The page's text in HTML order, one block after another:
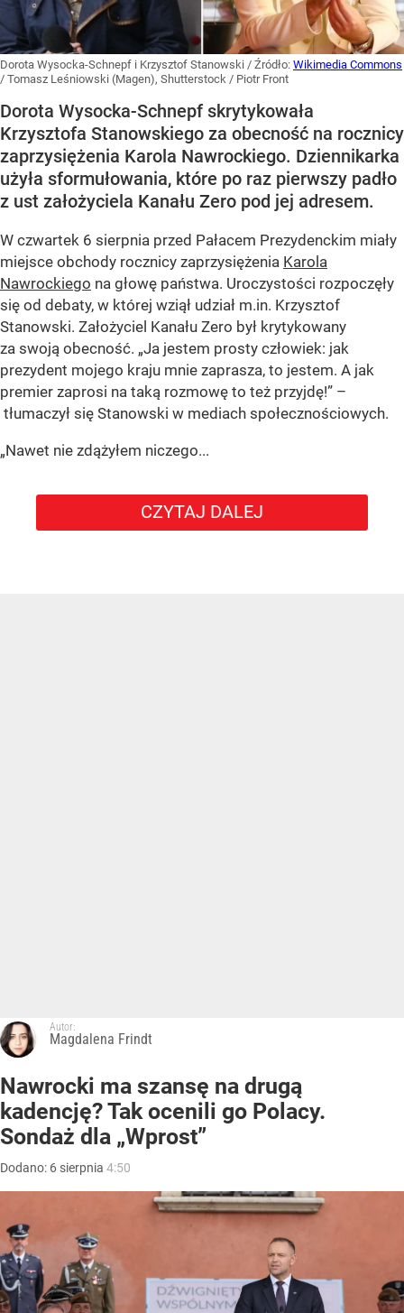
Dorota Wysocka-Schnepf i Krzysztof Stanowski / Źródło: Wikimedia Commons
/ Tomasz Leśniowski (Magen), Shutterstock / Piotr Front
Dorota Wysocka-Schnepf skrytykowała
Krzysztofa Stanowskiego za obecność na rocznicy
zaprzysiężenia Karola Nawrockiego. Dziennikarka
użyła sformułowania, które po raz pierwszy padło
z ust założyciela Kanału Zero pod jej adresem.
W czwartek 6 sierpnia przed Pałacem Prezydenckim miały
miejsce obchody rocznicy zaprzysiężenia Karola
Nawrockiego na głowę państwa. Uroczystości rozpoczęły
się od debaty, w której wziął udział m.in. Krzysztof
Stanowski. Założyciel Kanału Zero był krytykowany
za swoją obecność. „Ja jestem prosty człowiek: jak
prezydent mojego kraju mnie zaprasza, to jestem. A jak
premier zaprosi na taką rozmowę to też przyjdę!” –
tłumaczył się Stanowski w mediach społecznościowych.
„Nawet nie zdążyłem niczego...
CZYTAJ DALEJ
Autor:
Magdalena Frindt
Nawrocki ma szansę na drugą
kadencję? Tak ocenili go Polacy.
Sondaż dla „Wprost”
Dodano: 6 sierpnia 4:50